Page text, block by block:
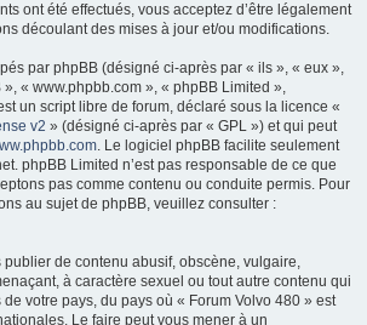
ont été effectués, vous acceptez d’être légalement
découlant des mises à jour et/ou modifications.
par phpBB (désigné ci-après par « ils », « eux »,
« www.phpbb.com », « phpBB Limited »,
un script libre de forum, déclaré sous la licence «
v2 » (désigné ci-après par « GPL ») et qui peut
. Le logiciel phpBB facilite seulement
phpBB Limited n’est pas responsable de ce que
pas comme contenu ou conduite permis. Pour
au sujet de phpBB, veuillez consulter :
publier de contenu abusif, obscène, vulgaire,
à caractère sexuel ou tout autre contenu qui
votre pays, du pays où « Forum Volvo 480 » est
Le faire peut vous mener à un